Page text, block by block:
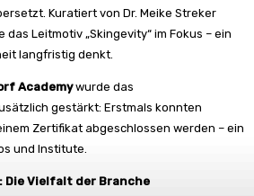
Kuratiert von Dr. Meike Streker
Leitmotiv „Skingevity“ im Fokus – ein
langfristig denkt.
Academywurde das
gestärkt: Erstmals konnten
Zertifikat abgeschlossen werden – ein
und Institute.
Die Vielfalt der Branche